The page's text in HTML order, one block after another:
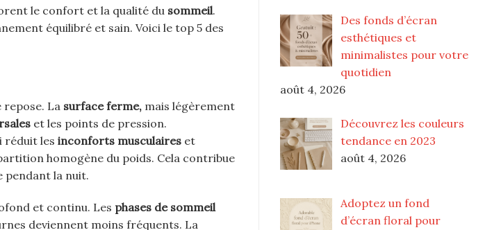
le confort et la qualité du sommeil.
équilibré et sain. Voici le top 5 des
La surface ferme, mais légèrement
et les points de pression.
réduit les inconforts musculaires et
homogène du poids. Cela contribue
pendant la nuit.
et continu. Les phases de sommeil
deviennent moins fréquents. La
Des fonds d’écran
esthétiques et
minimalistes pour votre
quotidien
août 4, 2026
Découvrez les couleurs
tendance en 2023
août 4, 2026
Adoptez un fond
d’écran floral pour